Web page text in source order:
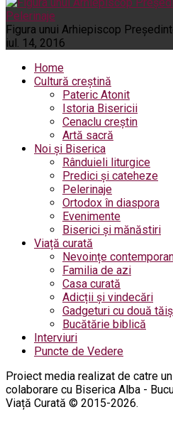
Pelerinaje
Figura unui Arhiepiscop
iul. 14, 2016
Home
Cultură creștină
Pateric Atonit
Istoria Bisericii
Cenaclu creștin
Artă sacră
Noi și Biserica
Rânduieli liturgice
Predici și cateheze
Pelerinaje
Ortodox în diaspora
Evenimente
Biserici și mănăstiri
Viață curată
Nevoințe
Familia de azi
Casa curată
Adicții și vindecări
Gadgeturi cu două
Bucătărie biblică
Interviuri
Puncte de Vedere
Proiect media realizat de catre
colaborare cu Biserica Alba -
Viață Curată © 2015-2026.